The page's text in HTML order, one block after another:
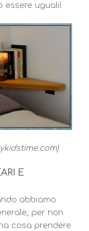
essere uguali!
E
abbiamo
per non
cosa prendere